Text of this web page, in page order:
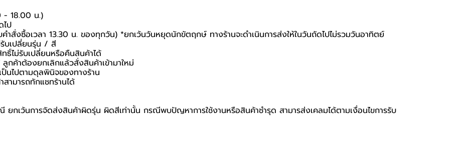
- 18.00 น.)
ไป
สั่งซื้อเวลา 13.30 น. ของทุกวัน) *ยกเว้นวันหยุดนักขัตฤกษ์ ทางร้านจะดำเนินการส่งให้ในวันถัดไปไม่รวมวันอาทิตย์
บเปลี่ยนรุ่น / สี
ไม่รับเปลี่ยนหรือคืนสินค้าได้
กค้าต้องยกเลิกแล้วสั่งสินค้าเข้ามาใหม่
นไปตามดุลพินิจของทางร้าน
ามารถทักแชทร้านได้
ยกเว้นการจัดส่งสินค้าผิดรุ่น ผิดสีเท่านั้น กรณีพบปัญหาการใช้งานหรือสินค้าชำรุด สามารส่งเคลมได้ตามเงื่อนไขการรับ